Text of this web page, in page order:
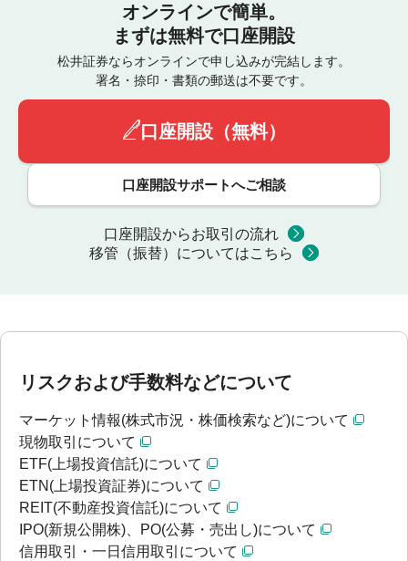
オンラインで簡単。
まずは無料で口座開設
松井証券ならオンラインで申し込みが完結します。
署名・捺印・書類の郵送は不要です。
口座開設（無料）
口座開設サポートへご相談
口座開設からお取引の流れ
移管（振替）についてはこちら
リスクおよび手数料などについて
マーケット情報(株式市況・株価検索など)について
現物取引について
ETF(上場投資信託)について
ETN(上場投資証券)について
REIT(不動産投資信託)について
IPO(新規公開株)、PO(公募・売出し)について
信用取引・一日信用取引について